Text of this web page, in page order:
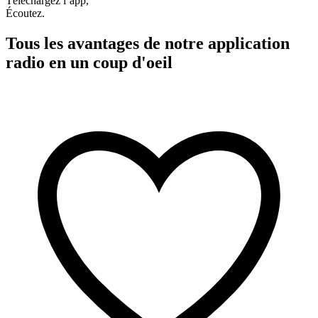
Écoutez.
Tous les avantages de notre application
radio en un coup d'oeil